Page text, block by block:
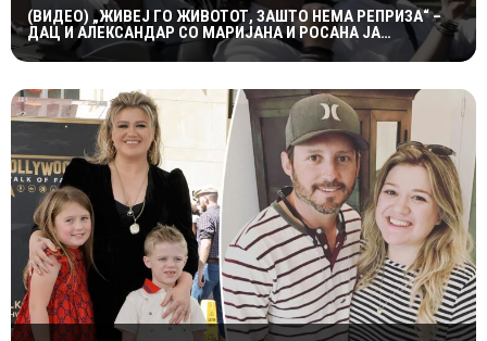
(ВИДЕО) „ЖИВЕЈ ГО ЖИВОТОТ, ЗАШТО НЕМА РЕПРИЗА“ –
ДАЦ И АЛЕКСАНДАР СО МАРИЈАНА И РОСАНА ЈА
ПРЕТСТАВИЈА „ЗАСЕКОГАШ МЛАДИ“